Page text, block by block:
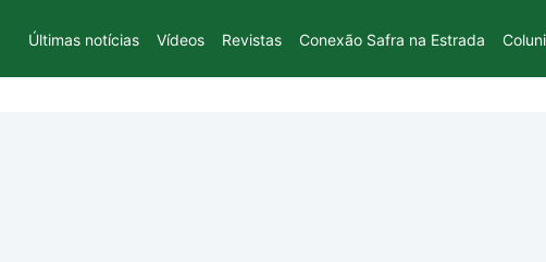
Últimas notícias Vídeos Revistas Conexão Safra na Estrada